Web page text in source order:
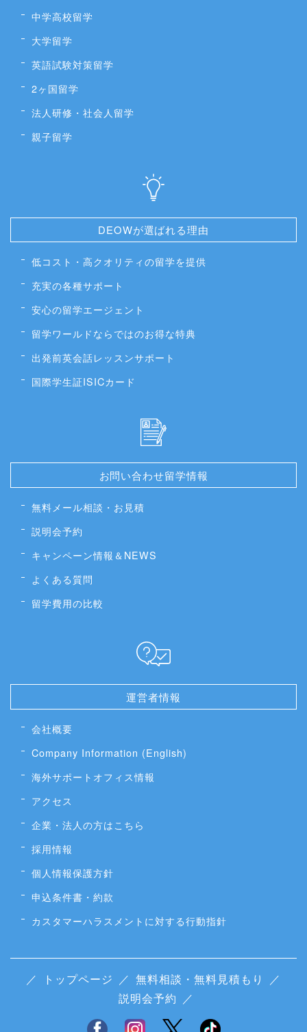
中学高校留学
大学留学
英語試験対策留学
2ヶ国留学
法人研修・社会人留学
親子留学
DEOWが選ばれる理由
低コスト・高クオリティの留学を提供
充実の各種サポート
安心の留学エージェント
留学ワールドならではのお得な特典
出発前英会話レッスンサポート
国際学生証ISICカード
お問い合わせ留学情報
無料メール相談・お見積
説明会予約
キャンペーン情報＆NEWS
よくある質問
留学費用の比較
運営者情報
会社概要
Company Information (English)
海外サポートオフィス情報
アクセス
企業・法人の方はこちら
採用情報
個人情報保護方針
申込条件書・約款
カスタマーハラスメントに対する行動指針
／ トップページ ／ 無料相談・無料見積もり
／
説明会予約 ／